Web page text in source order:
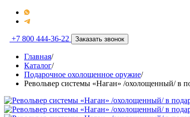
+7 800 444-36-22 Заказать звонок
Главная/
Каталог/
Подарочное охолощенное оружие/
Револьвер системы «Наган» /охолощенный/ в